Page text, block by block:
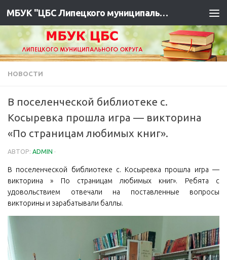
МБУК "ЦБС Липецкого муниципального района"
НОВОСТИ
В поселенческой библиотеке с.
Косыревка прошла игра — викторина
«По страницам любимых книг».
АВТОР: ADMIN ·
В поселенческой библиотеке с. Косыревка прошла игра —
викторина » По страницам любимых книг». Ребята с
удовольствием отвечали на поставленные вопросы
викторины и зарабатывали баллы.